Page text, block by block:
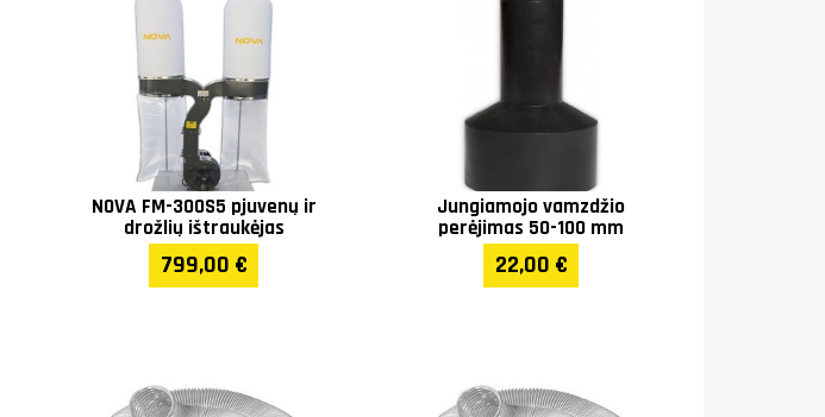
NOVA FM-300S5 pjuvenų ir
drožlių ištraukėjas
799,00 €
Jungiamojo vamzdžio
perėjimas 50-100 mm
22,00 €